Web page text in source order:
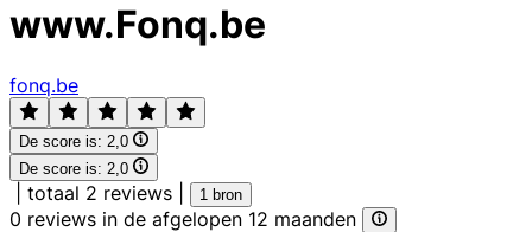
www.Fonq.be
fonq.be
De score is: 2,0
De score is: 2,0
totaal 2 reviews 1 bron
0 reviews in de afgelopen 12 maanden